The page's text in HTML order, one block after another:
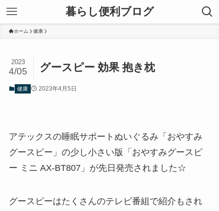
暮らし便利ブログ
ホーム 健康
グースピー 効果 抱き枕
2023
4/05
健康 2023年4月5日
アテックスの睡眠サポートぬいぐるみ「おやすみ
グースピー」の少し小さい版「おやすみグースピ
ー ミニ AX-BT807」が先日発売されました☆
グースピーはたくさんのテレビ番組で紹介もされ